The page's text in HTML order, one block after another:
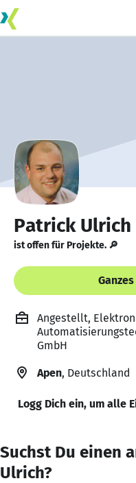
Patrick Ulrich
ist offen für Projekte. 🔎
Angestellt,
GmbH
Apen, Deutschland
Logg Dich ein, um alle
Suchst Du einen
Ulrich?